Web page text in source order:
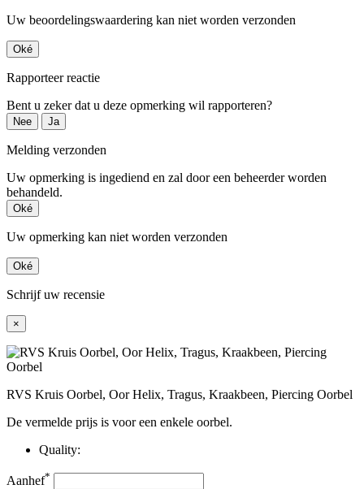
Uw beoordelingswaardering kan niet worden verzonden
Oké
Rapporteer reactie
Bent u zeker dat u deze opmerking wil rapporteren?
Nee Ja
Melding verzonden
Uw opmerking is ingediend en zal door een beheerder worden
behandeld.
Oké
Uw opmerking kan niet worden verzonden
Oké
Schrijf uw recensie
×
RVS Kruis Oorbel, Oor Helix, Tragus, Kraakbeen, Piercing Oorbel
De vermelde prijs is voor een enkele oorbel.
Quality:
Aanhef*